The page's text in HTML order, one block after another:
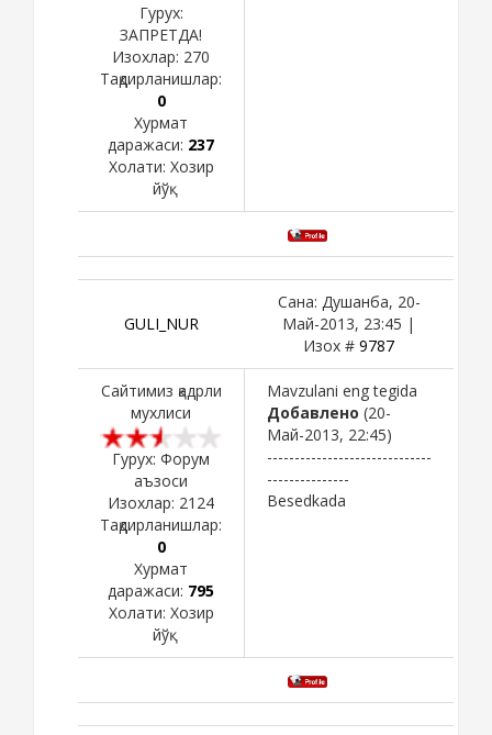
Гурух:
ЗАПРЕТДА!
Изохлар: 270
Тақдирланишлар:
0
Хурмат
даражаси: 237
Холати: Хозир
йўқ
GULI_NUR
Сана: Душанба, 20-
Май-2013, 23:45 |
Изох # 9787
Сайтимиз қадрли
мухлиси
Гурух: Форум
аъзоси
Изохлар: 2124
Тақдирланишлар:
0
Хурмат
даражаси: 795
Холати: Хозир
йўқ
Mavzulani eng tegida
Добавлено (20-
Май-2013, 22:45)
------------------------------
---------------
Besedkada